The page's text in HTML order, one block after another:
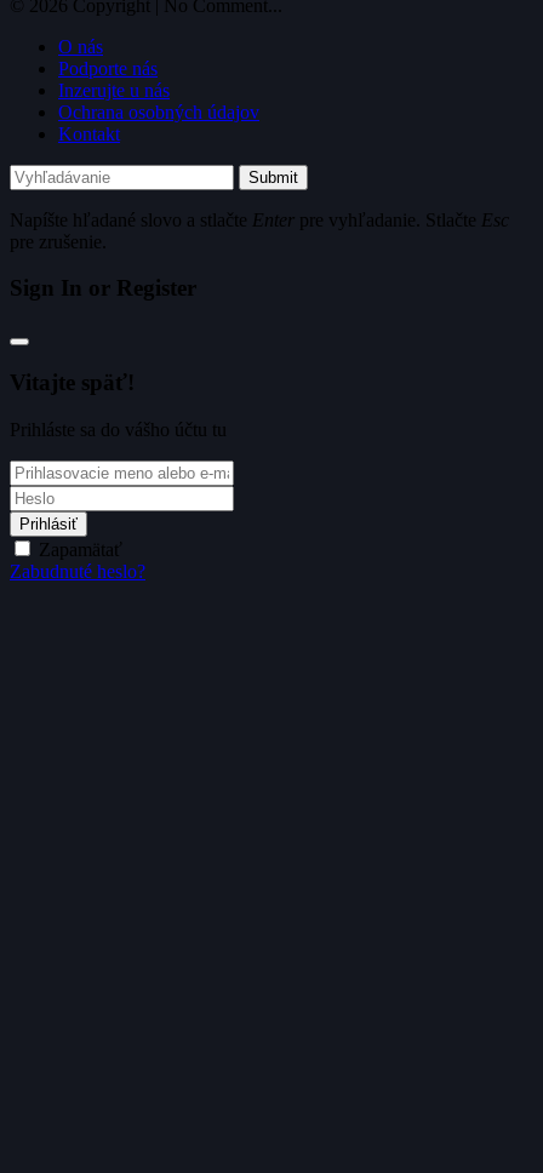
© 2026 Copyright | No Comment...
O nás
Podporte nás
Inzerujte u nás
Ochrana osobných údajov
Kontakt
Submit
Napíšte hľadané slovo a stlačte Enter pre vyhľadanie. Stlačte Esc
pre zrušenie.
Sign In or Register
Vitajte späť!
Prihláste sa do vášho účtu tu
Prihlásiť
Zapamätať
Zabudnuté heslo?